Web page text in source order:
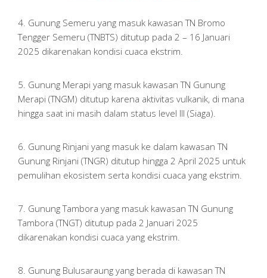
4. Gunung Semeru yang masuk kawasan TN Bromo
Tengger Semeru (TNBTS) ditutup pada 2 – 16 Januari
2025 dikarenakan kondisi cuaca ekstrim.
5. Gunung Merapi yang masuk kawasan TN Gunung
Merapi (TNGM) ditutup karena aktivitas vulkanik, di mana
hingga saat ini masih dalam status level III (Siaga).
6. Gunung Rinjani yang masuk ke dalam kawasan TN
Gunung Rinjani (TNGR) ditutup hingga 2 April 2025 untuk
pemulihan ekosistem serta kondisi cuaca yang ekstrim.
7. Gunung Tambora yang masuk kawasan TN Gunung
Tambora (TNGT) ditutup pada 2 Januari 2025
dikarenakan kondisi cuaca yang ekstrim.
8. Gunung Bulusaraung yang berada di kawasan TN